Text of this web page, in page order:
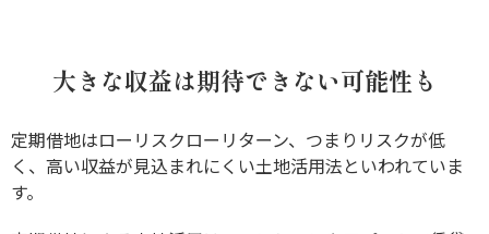
大きな収益は期待できない可能性も
定期借地はローリスクローリターン、つまりリスクが低
く、高い収益が見込まれにくい土地活用法といわれていま
す。